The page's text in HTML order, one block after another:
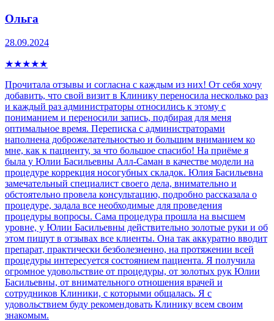
Ольга
28.09.2024
★★★★★
Прочитала отзывы и согласна с каждым из них! От себя хочу
добавить, что свой визит в Клинику переносила несколько раз
и каждый раз администраторы относились к этому с
пониманием и переносили запись, подбирая для меня
оптимальное время. Переписка с администраторами
наполнена доброжелательностью и большим вниманием ко
мне, как к пациенту, за что большое спасибо! На приёме я
была у Юлии Басильевны Алл-Саман в качестве модели на
процедуре коррекция носогубных складок. Юлия Басильевна
замечательный специалист своего дела, внимательно и
обстоятельно провела консультацию, подробно рассказала о
процедуре, задала все необходимые для проведения
процедуры вопросы. Сама процедура прошла на высшем
уровне, у Юлии Басильевны действительно золотые руки и об
этом пишут в отзывах все клиенты. Она так аккуратно вводит
препарат, практически безболезненно, на протяжении всей
процедуры интересуется состоянием пациента. Я получила
огромное удовольствие от процедуры, от золотых рук Юлии
Басильевны, от внимательного отношения врачей и
сотрудников Клиники, с которыми общалась. Я с
удовольствием буду рекомендовать Клинику всем своим
знакомым.